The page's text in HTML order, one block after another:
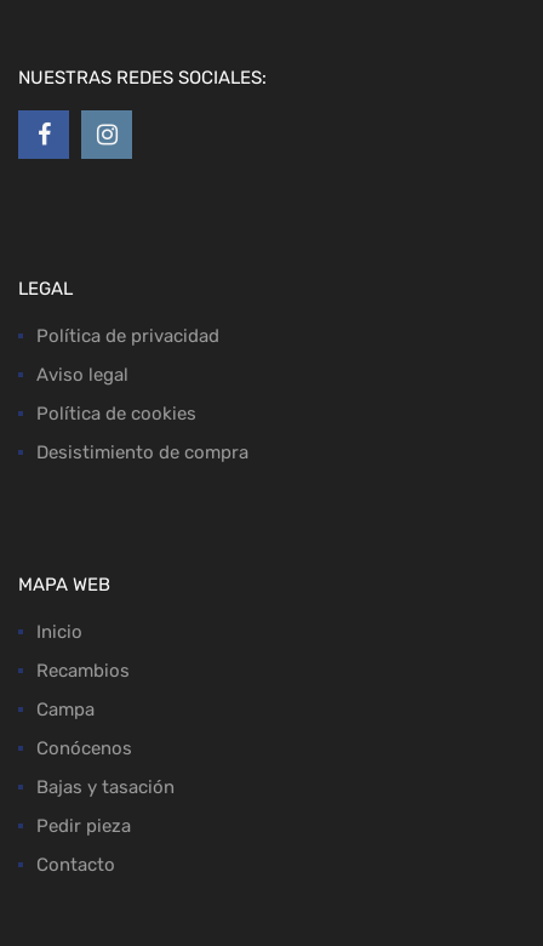
NUESTRAS REDES SOCIALES:
LEGAL
Política de privacidad
Aviso legal
Política de cookies
Desistimiento de compra
MAPA WEB
Inicio
Recambios
Campa
Conócenos
Bajas y tasación
Pedir pieza
Contacto